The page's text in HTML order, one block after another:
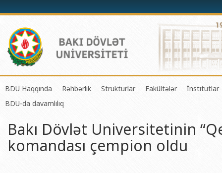
BDU Haqqında
BDU-nun tarixi
BDU-nun Missiya və Strateji inkişaf planı
BDU-nun İnkişaf Proqramı (2014-2020)
Rəhbərlik
Prorektorlar
Elmi Şura
Strukturlar
Elmi fəaliyyətin təşkili və
Informasiya Texnologiyaları
Fakültələr
Tətbiqi riyaziyyat
Fizika fakültəsi
İnstitutlar
BDU-da davamlılıq
Bakı Dövlət Universitetinin
komandası çempion oldu